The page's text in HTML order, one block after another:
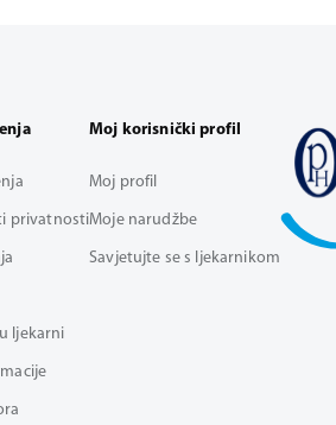
privatnosti
ljekarni
Moj korisnički profil
Moj profil
Moje narudžbe
Savjetujte se s ljekarnikom